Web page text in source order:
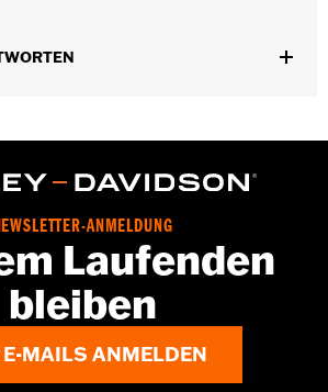
ANMELDUNG
Laufenden
bleiben
E-MAILS ANMELDEN